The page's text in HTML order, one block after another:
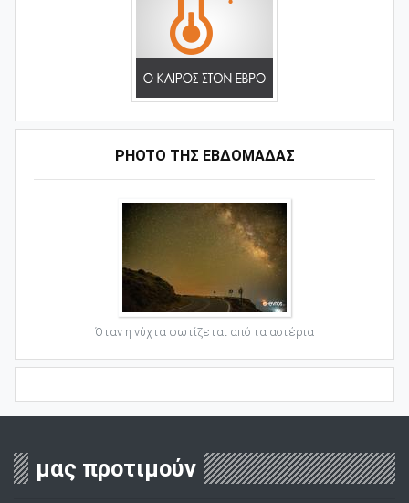
PHOTO ΤΗΣ ΕΒΔΟΜΑΔΑΣ
Όταν η νύχτα φωτίζεται από τα αστέρια
μας προτιμούν